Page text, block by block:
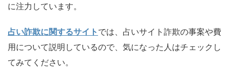
に注力しています。
占い詐欺に関するサイト では、占いサイト詐欺の事案や費
用について説明しているので、気になった人はチェックし
てみてください。